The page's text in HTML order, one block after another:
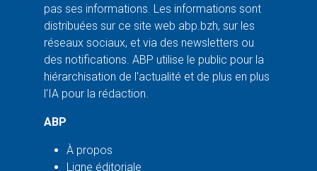
pas ses informations. Les informations sont
distribuées sur ce site web abp.bzh, sur les
réseaux sociaux, et via des newsletters ou
des notifications. ABP utilise le public pour la
hiérarchisation de l'actualité et de plus en plus
l'IA pour la rédaction.
ABP
À propos
Ligne éditoriale